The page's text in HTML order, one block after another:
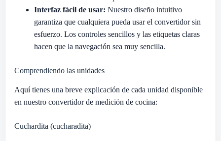
Interfaz fácil de usar: Nuestro diseño intuitivo
garantiza que cualquiera pueda usar el convertidor sin
esfuerzo. Los controles sencillos y las etiquetas claras
hacen que la navegación sea muy sencilla.
Comprendiendo las unidades
Aquí tienes una breve explicación de cada unidad disponible
en nuestro convertidor de medición de cocina:
Cuchardita (cucharadita)